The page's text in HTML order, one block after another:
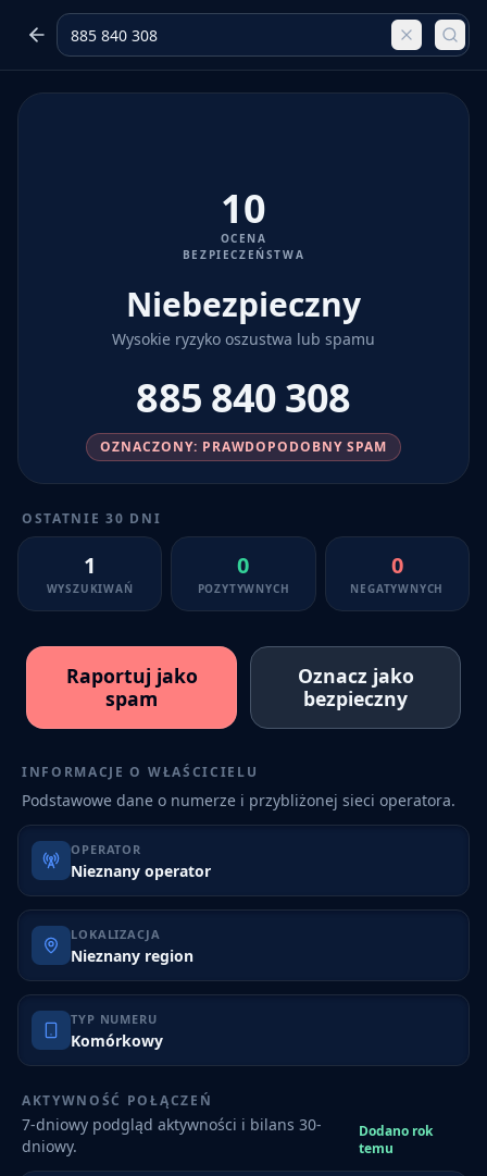
10
OCENA
BEZPIECZEŃSTWA
Niebezpieczny
Wysokie ryzyko oszustwa lub spamu
885 840 308
OZNACZONY: PRAWDOPODOBNY SPAM
OSTATNIE 30 DNI
1
WYSZUKIWAŃ
0
POZYTYWNYCH
0
NEGATYWNYCH
Raportuj jako
spam
Oznacz jako
bezpieczny
INFORMACJE O WŁAŚCICIELU
Podstawowe dane o numerze i przybliżonej sieci operatora.
OPERATOR
Nieznany operator
LOKALIZACJA
Nieznany region
TYP NUMERU
Komórkowy
AKTYWNOŚĆ POŁĄCZEŃ
7-dniowy podgląd aktywności i bilans 30-
dniowy.
Dodano rok
temu